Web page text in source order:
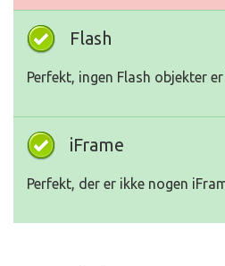
Flash
Perfekt, ingen Flash objekter
iFrame
Perfekt, der er ikke nogen